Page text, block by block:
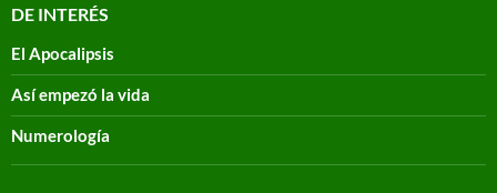
DE INTERÉS
El Apocalipsis
Así empezó la vida
Numerología